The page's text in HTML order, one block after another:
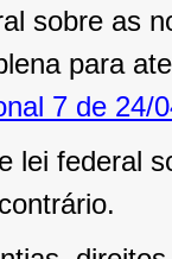
sobre as
para
7 de 24/
lei federal